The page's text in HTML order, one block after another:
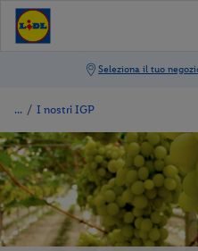
/ I nostri IGP